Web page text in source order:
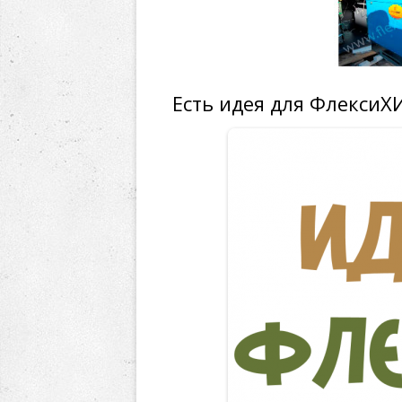
Есть идея для